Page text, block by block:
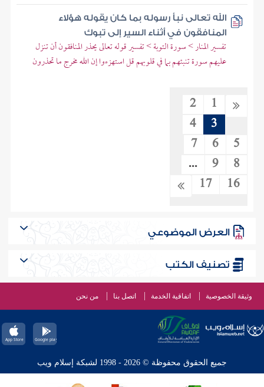
الله تعالى نبأ رسوله بما كان يقوله هؤلاء
المنافقون في أثناء السير إلى تبوك
تفسير المنار > سورة التوبة > تفسير قوله تعالى يحذر المنافقون أن تنزل
عليهم سورة تنبئهم بما في قلوبهم قل استهزءوا إن الله مخرج ما تحذرون
1
2
3
4
5
6
7
8
9
...
16
17
العرض الموضوعي
تصنيف الكتب
وثيقة الخصوصية اتفاقية الخدمة اتصل بنا من نحن
جميع الحقوق محفوظة © 2026 - 1998 لشبكة إسلام ويب